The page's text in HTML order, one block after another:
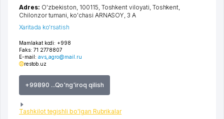
Mamlakat kodi: +998
Faks: 71 2778807
E-mail: avs_agro@mail.ru
restob.uz
+99890 ...Qo'ng'iroq qilish
Tashkilot tegishli bo'lgan Rubrikalar
Adres: O'zbekiston, 100115, Toshkent viloyati, Toshkent,
Chilonzor tumani, ko'chasi ARNASOY, 3 А
Xaritada ko'rsatish